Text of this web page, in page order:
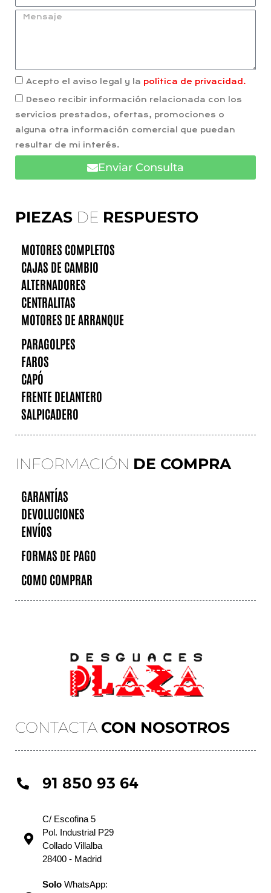
CONTACTA CON NOSOTROS
91 850 93 64
C/ Escofina 5
Pol. Industrial P29
Collado Villalba
28400 - Madrid
Solo WhatsApp:
PIEZAS DE RESPUESTO
MOTORES COMPLETOS
CAJAS DE CAMBIO
ALTERNADORES
CENTRALITAS
MOTORES DE ARRANQUE
PARAGOLPES
FAROS
CAPÓ
FRENTE DELANTERO
SALPICADERO
INFORMACIÓN DE COMPRA
GARANTÍAS
DEVOLUCIONES
ENVÍOS
FORMAS DE PAGO
COMO COMPRAR
Acepto el aviso legal y la política de privacidad.
Deseo recibir información relacionada con los
servicios prestados, ofertas, promociones o
alguna otra información comercial que puedan
resultar de mi interés.
Enviar Consulta